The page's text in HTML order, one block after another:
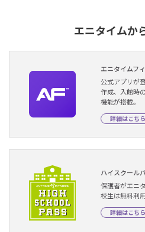
エニタイムか
エニタイムフ
公式アプリが
作成、入館時
機能が搭載。
詳細はこちら
ハイスクール
保護者がエニ
校生は無料利
詳細はこちら